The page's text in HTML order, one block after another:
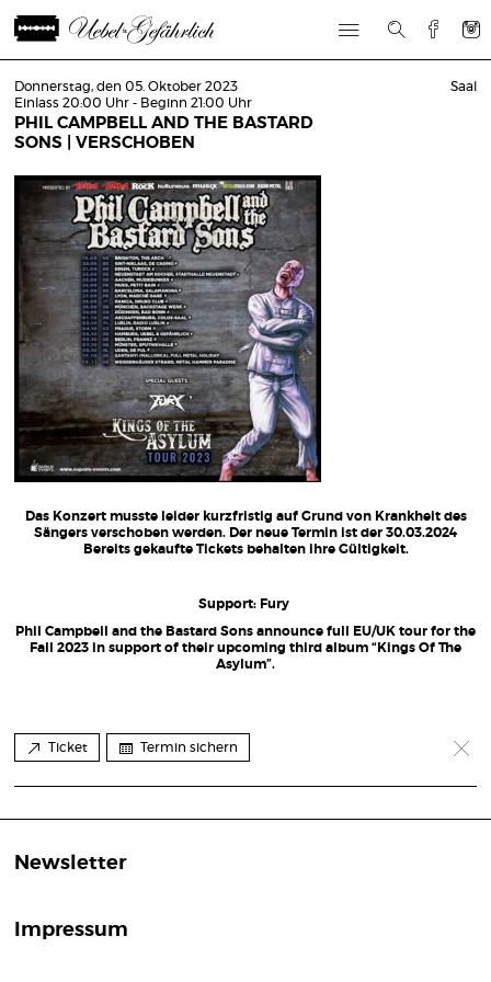
Donnerstag, den 05. Oktober 2023
Einlass 20:00 Uhr - Beginn 21:00 Uhr
PHIL CAMPBELL AND THE BASTARD
SONS | VERSCHOBEN
Saal
Das Konzert musste leider kurzfristig auf Grund von Krankheit des
Sängers verschoben werden. Der neue Termin ist der 30.03.2024
Bereits gekaufte Tickets behalten ihre Gültigkeit.
Support: Fury
Phil Campbell and the Bastard Sons announce full EU/UK tour for the
Fall 2023 in support of their upcoming third album “Kings Of The
Asylum”.
Ticket Termin sichern
Newsletter
Impressum